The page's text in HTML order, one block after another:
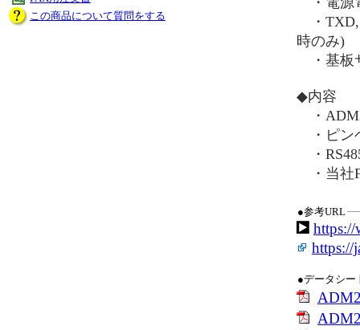
この商品について質問をする
・TXD,
時のみ)
・基板
◆内容
・
・ピン
・
・当社
●参考URL
https://
https://
●データシー